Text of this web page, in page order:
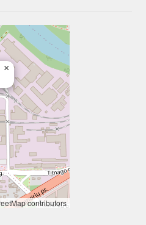
×
contributors